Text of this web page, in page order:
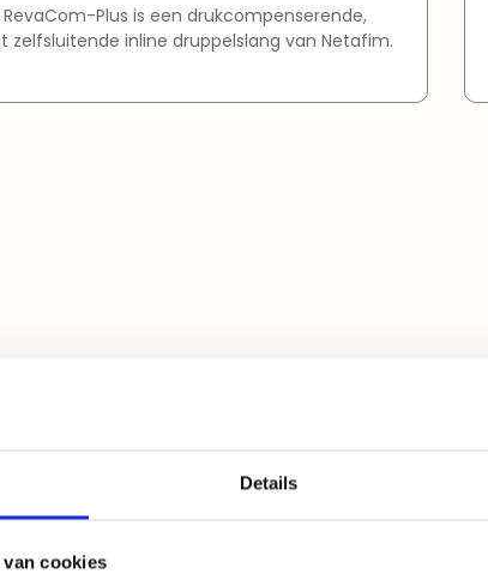
Details
cookies
RevaCom-Plus is een drukcompenserende,
zelfsluitende inline druppelslang van Netafim.